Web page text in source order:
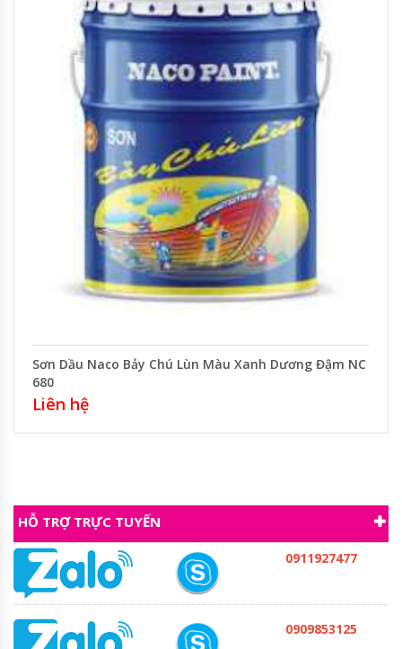
Sơn Dầu Naco Bảy Chú Lùn Màu Xanh Dương Đậm NC
680
Liên hệ
HỖ TRỢ TRỰC TUYẾN
0911927477
0909853125